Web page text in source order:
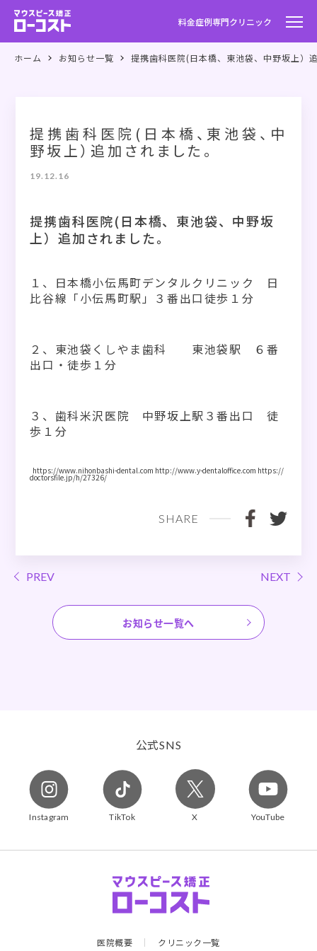
料金症例専門クリニック
ホーム お知らせ一覧 提携歯科医院(日本橋、東池袋、中野坂上）
提携歯科医院(日本橋、東池袋、中
野坂上）追加されました。
19.12.16
提携歯科医院(日本橋、東池袋、中野坂
上）追加されました。
１、日本橋小伝馬町デンタルクリニック 日
比谷線「小伝馬町駅」３番出口徒歩１分
２、東池袋くしやま歯科 東池袋駅 ６番
出口・徒歩１分
３、歯科米沢医院 中野坂上駅３番出口 徒
歩１分
https://www.nihonbashi-dental.com http://www.y-dentaloffice.com https://
doctorsfile.jp/h/27326/
SHARE
お知らせ一覧へ
PREV NEXT
公式SNS
Instagram TikTok X YouTube
医院概要 クリニック一覧